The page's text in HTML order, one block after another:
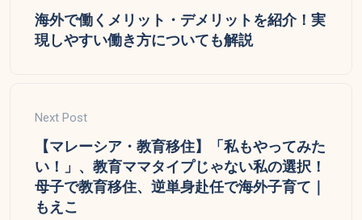
海外で働くメリット・デメリットを紹介！実
現しやすい働き方についても解説
Next Post
【マレーシア・教育移住】「私もやってみた
い！」、教育ママタイプじゃない私の選択！
母子で教育移住、逆単身赴任で海外子育て｜
もえこ